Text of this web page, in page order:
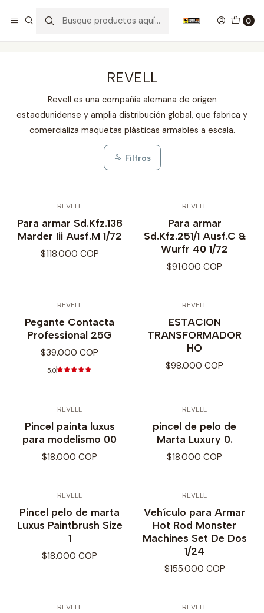
0
Inicio MARCAS REVELL
REVELL
Revell es una compañía alemana de origen
estaodunidense y amplia distribución global, que fabrica y
comercializa maquetas plásticas armables a escala.
Filtros
REVELL
Para armar Sd.Kfz.138
Marder Iii Ausf.M 1/72
$118.000 COP
REVELL
Para armar
Sd.Kfz.251/1 Ausf.C &
Wurfr 40 1/72
$91.000 COP
REVELL
Pegante Contacta
Professional 25G
$39.000 COP
5.0
REVELL
ESTACION
TRANSFORMADOR
HO
$98.000 COP
REVELL
Pincel painta luxus
para modelismo 00
$18.000 COP
REVELL
pincel de pelo de
Marta Luxury 0.
$18.000 COP
REVELL
Pincel pelo de marta
Luxus Paintbrush Size
1
$18.000 COP
REVELL
Vehículo para Armar
Hot Rod Monster
Machines Set De Dos
1/24
$155.000 COP
REVELL REVELL